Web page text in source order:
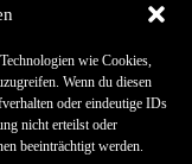
wie Cookies,
Wenn du diesen
oder eindeutige IDs
nicht erteilst oder
beeinträchtigt werden.